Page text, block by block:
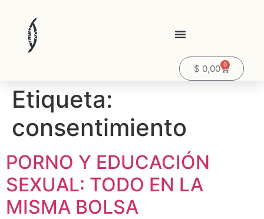
$ 0,00 0
Etiqueta:
consentimiento
PORNO Y EDUCACIÓN
SEXUAL: TODO EN LA
MISMA BOLSA